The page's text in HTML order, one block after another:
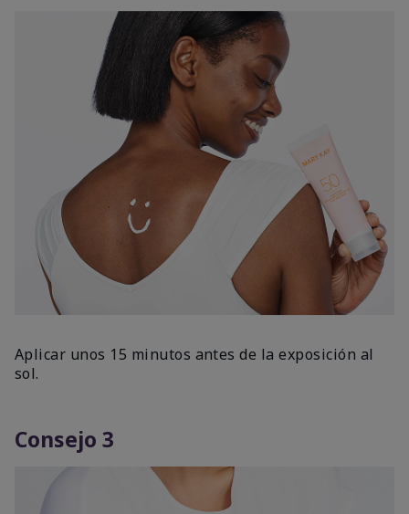
Aplicar unos 15 minutos antes de la exposición al
sol.
Consejo 3